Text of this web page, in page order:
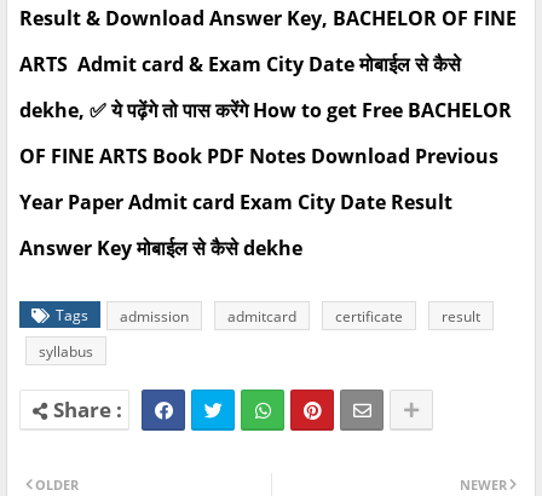
Result & Download Answer Key, BACHELOR OF FINE
ARTS Admit card & Exam City Date मोबाईल से कैसे
dekhe, ✅ ये पढ़ेंगे तो पास करेंगे How to get Free BACHELOR
OF FINE ARTS Book PDF Notes Download Previous
Year Paper Admit card Exam City Date Result
Answer Key मोबाईल से कैसे dekhe
Tags admission admitcard certificate
result
syllabus
NEWER
OLDER